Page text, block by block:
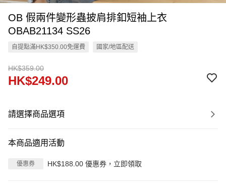
OB 假兩件變形蟲披肩排釦短袖上衣
OBAB21134 SS26
自提點滿HK$350.00免運費 國家/地區配送
HK$359.00
HK$249.00
請選擇商品選項
本商品適用活動
優惠券 HK$188.00 優惠券，立即領取